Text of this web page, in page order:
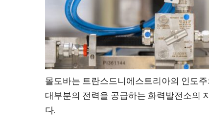
몰도바는 트란스드니에스트리아의 인도
대부분의 전력을 공급하는 화력발전소의
다.